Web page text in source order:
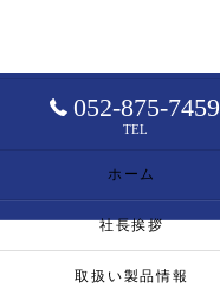
052-875-7459
TEL
ホーム
社長挨拶
取扱い製品情報